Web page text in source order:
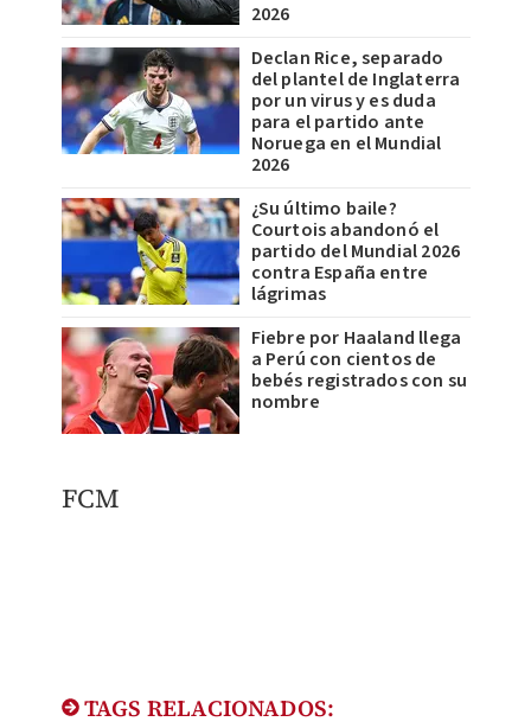
2026
Declan Rice, separado
del plantel de Inglaterra
por un virus y es duda
para el partido ante
Noruega en el Mundial
2026
¿Su último baile?
Courtois abandonó el
partido del Mundial 2026
contra España entre
lágrimas
Fiebre por Haaland llega
a Perú con cientos de
bebés registrados con su
nombre
FCM
TAGS RELACIONADOS: